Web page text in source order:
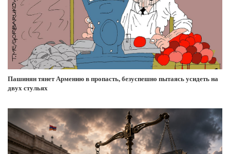
Пашинян тянет Армению в пропасть, безуспешно пытаясь усидеть на
двух стульях